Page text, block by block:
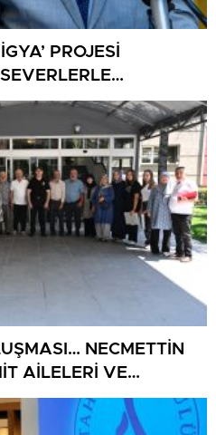
PROJESİ
NECMETTİN
AİLELERİ VE